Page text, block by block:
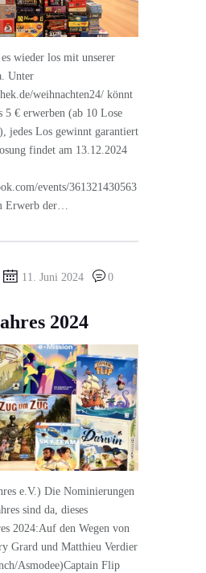
wieder los mit unserer
Unter
weihnachten24/ könnt
€ erwerben (ab 10 Lose
jedes Los gewinnt garantiert
findet am 13.12.2024
events/361321430563
Erwerb der…
11. Juni 2024
0
2024
e.V.) Die Nominierungen
sind da, dieses
2024:Auf den Wegen von
Grard und Matthieu Verdier
Asmodee)Captain Flip